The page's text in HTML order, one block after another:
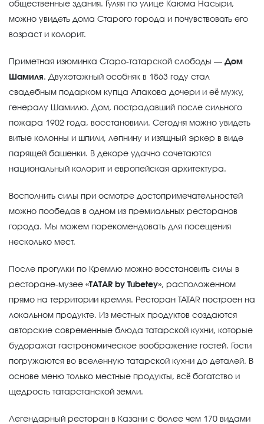
общественные здания. Гуляя по улице Каюма Насыри,
можно увидеть дома Старого города и почувствовать его
возраст и колорит.
Приметная изюминка Старо-татарской слободы — Дом
Шамиля. Двухэтажный особняк в 1863 году стал
свадебным подарком купца Апакова дочери и её мужу,
генералу Шамилю. Дом, пострадавший после сильного
пожара 1902 года, восстановили. Сегодня можно увидеть
витые колонны и шпили, лепнину и изящный эркер в виде
парящей башенки. В декоре удачно сочетаются
национальный колорит и европейская архитектура.
Восполнить силы при осмотре достопримечательностей
можно пообедав в одном из премиальных ресторанов
города. Мы можем порекомендовать для посещения
несколько мест.
После прогулки по Кремлю можно восстановить силы в
ресторане-музее «TATAR by Tubetey», расположенном
прямо на территории кремля. Ресторан TATAR построен на
локальном продукте. Из местных продуктов создаются
авторские современные блюда татарской кухни, которые
будоражат гастрономическое воображение гостей. Гости
погружаются во вселенную татарской кухни до деталей. В
основе меню только местные продукты, всё богатство и
щедрость татарстанской земли.
Легендарный ресторан в Казани с более чем 170 видами